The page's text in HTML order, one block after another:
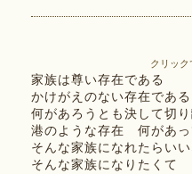
クリッ
家族は尊い存在である
かけがえのない存在である
何があろうとも決して切
港のような存在 何があっ
そんな家族になれたらい
そんな家族になりたくて